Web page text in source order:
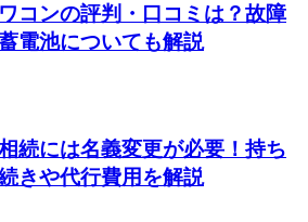
コンの評判・口コミは？故障
電池についても解説
続には名義変更が必要！持ち
きや代行費用を解説